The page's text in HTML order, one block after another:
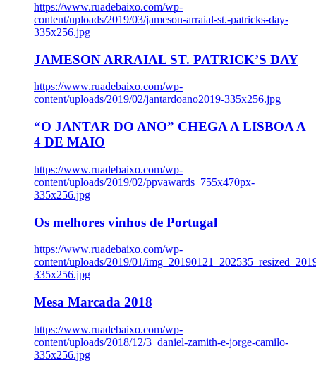
https://www.ruadebaixo.com/wp-
content/uploads/2019/03/jameson-arraial-st.-patricks-day-
335x256.jpg
JAMESON ARRAIAL ST. PATRICK’S DAY
https://www.ruadebaixo.com/wp-
content/uploads/2019/02/jantardoano2019-335x256.jpg
“O JANTAR DO ANO” CHEGA A LISBOA A
4 DE MAIO
https://www.ruadebaixo.com/wp-
content/uploads/2019/02/ppvawards_755x470px-
335x256.jpg
Os melhores vinhos de Portugal
https://www.ruadebaixo.com/wp-
content/uploads/2019/01/
335x256.jpg
Mesa Marcada 2018
https://www.ruadebaixo.com/wp-
content/uploads/2018/12/3_daniel-zamith-e-jorge-camilo-
335x256.jpg